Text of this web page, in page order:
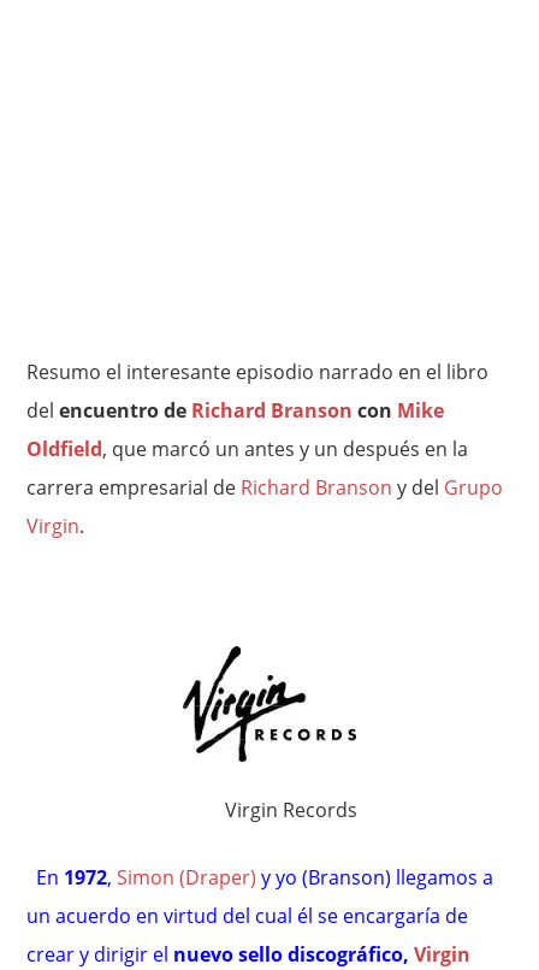
Resumo el interesante episodio narrado en el libro
delencuentro de Richard Branson con Mike
Oldfield, que marcó un antes y un después en la
carrera empresarial de Richard Branson y del Grupo
Virgin.
Virgin Records
En 1972,Simon (Draper)y yo (Branson) llegamos a
un acuerdo en virtud del cual él se encargaría de
crear y dirigir el nuevo sello discográfico, Virgin